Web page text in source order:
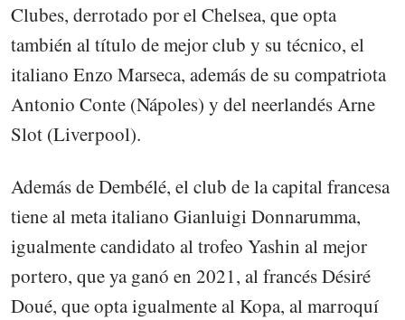
Clubes, derrotado por el Chelsea, que opta
también al título de mejor club y su técnico, el
italiano Enzo Marseca, además de su compatriota
Antonio Conte (Nápoles) y del neerlandés Arne
Slot (Liverpool).
Además de Dembélé, el club de la capital francesa
tiene al meta italiano Gianluigi Donnarumma,
igualmente candidato al trofeo Yashin al mejor
portero, que ya ganó en 2021, al francés Désiré
Doué, que opta igualmente al Kopa, al marroquí